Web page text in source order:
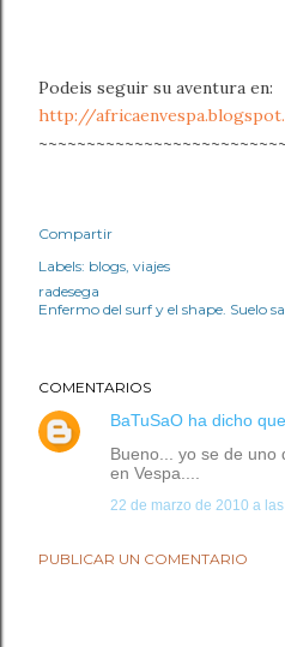
Podeis seguir su aventura en:
http://
Compartir
Labels: blogs viajes
radesega
Enfermo del surf y el shape. Suelo
COMENTARIOS
BaTuSaO ha dicho
Bueno... yo se de uno
en Vespa....
22 de marzo de 2010 a
PUBLICAR UN COMENTARIO